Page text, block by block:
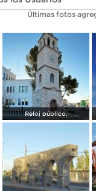
Últimas fotos
Reloj público.